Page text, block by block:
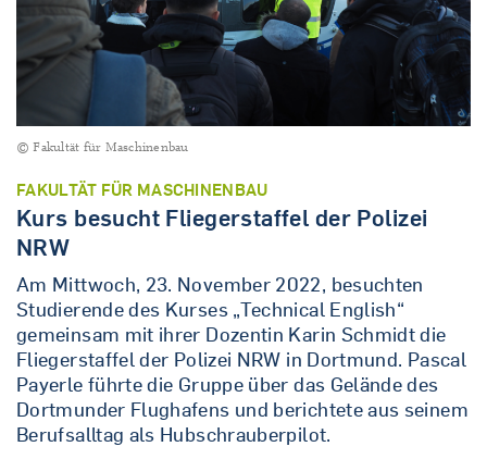
© Fakultät für Maschinenbau
FAKULTÄT FÜR MASCHINENBAU
Kurs besucht Fliegerstaffel der Polizei
NRW
Am Mittwoch, 23. November 2022, besuchten
Studierende des Kurses „Technical English“
gemeinsam mit ihrer Dozentin Karin Schmidt die
Fliegerstaffel der Polizei NRW in Dortmund. Pascal
Payerle führte die Gruppe über das Gelände des
Dortmunder Flughafens und berichtete aus seinem
Berufsalltag als Hubschrauberpilot.